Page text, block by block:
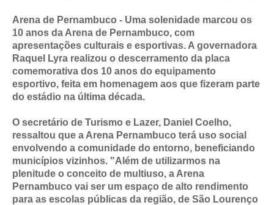
Arena de Pernambuco - Uma solenidade marcou os
10 anos da Arena de Pernambuco, com
apresentações culturais e esportivas. A governadora
Raquel Lyra realizou o descerramento da placa
comemorativa dos 10 anos do equipamento
esportivo, feita em homenagem aos que fizeram parte
do estádio na última década.
O secretário de Turismo e Lazer, Daniel Coelho,
ressaltou que a Arena Pernambuco terá uso social
envolvendo a comunidade do entorno, beneficiando
municípios vizinhos. "Além de utilizarmos na
plenitude o conceito de multiuso, a Arena
Pernambuco vai ser um espaço de alto rendimento
para as escolas públicas da região, de São Lourenço